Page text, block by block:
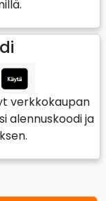
verkkokaupan
alennuskoodi ja